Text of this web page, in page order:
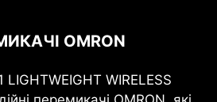
OMRON
LIGHTWEIGHT WIRELESS